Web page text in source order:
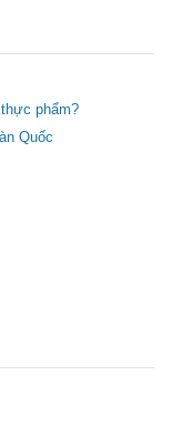
phẩm?
Quốc